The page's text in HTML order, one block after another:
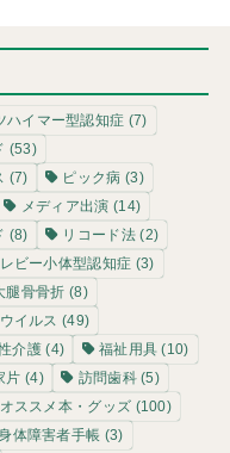
ハイマー型認知症 (7)
(53)
(7) ピック病 (3)
メディア出演 (14)
(8) リコード法(2)
レビー小体型認知症 (3)
腿骨骨折 (8)
イルス (49)
介護 (4) 福祉用具 (10)
片 (4) 訪問歯科(5)
ススメ本・グッズ (100)
体障害者手帳 (3)